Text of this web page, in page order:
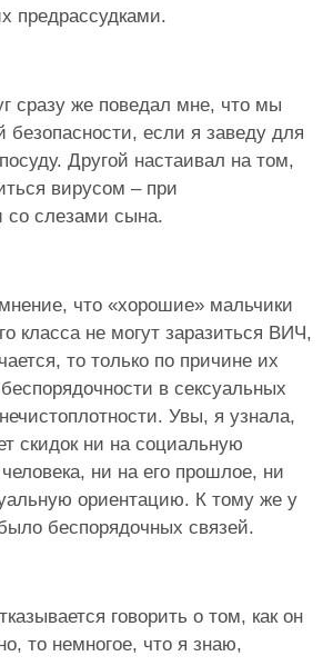
предрассудками.
сразу же поведал мне, что мы
если я заведу для
Другой настаивал на том,
вирусом – при
со слезами сына.
что «хорошие» мальчики
класса не могут заразиться ВИЧ,
то только по причине их
в сексуальных
Увы, я узнала,
скидок ни на социальную
ни на его прошлое, ни
ориентацию. К тому же у
беспорядочных связей.
говорить о том, как он
то немногое, что я знаю,